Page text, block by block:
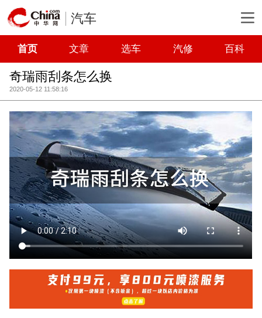
汽车
首页 文章 选车 汽修 百科
奇瑞雨刮条怎么换
2020-05-12 11:58:16